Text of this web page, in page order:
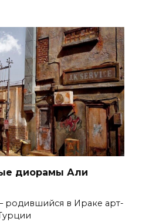
диорамы Али
родившийся в Ираке арт-